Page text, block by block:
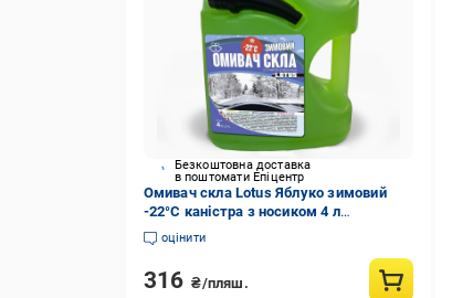
Безкоштовна доставка
в поштомати Епіцентр
Омивач скла Lotus Яблуко зимовий
-22°С каністра з носиком 4 л
(2101613695)
оцінити
316 ₴/пляш.